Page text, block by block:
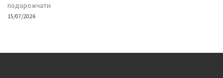
подорожчати
15/07/2026